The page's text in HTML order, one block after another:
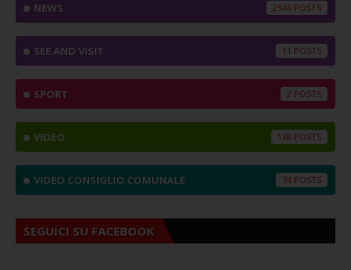
NEWS 2546
SEE AND VISIT 11
SPORT 2
VIDEO 138
VIDEO CONSIGLIO COMUNALE 74
SEGUICI SU FACEBOOK